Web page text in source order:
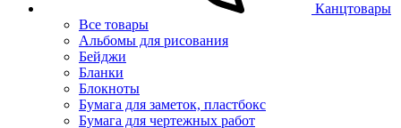
Канцтовары
Все товары
Альбомы для рисования
Бейджи
Бланки
Блокноты
Бумага для заметок, пластбокс
Бумага для чертежных работ